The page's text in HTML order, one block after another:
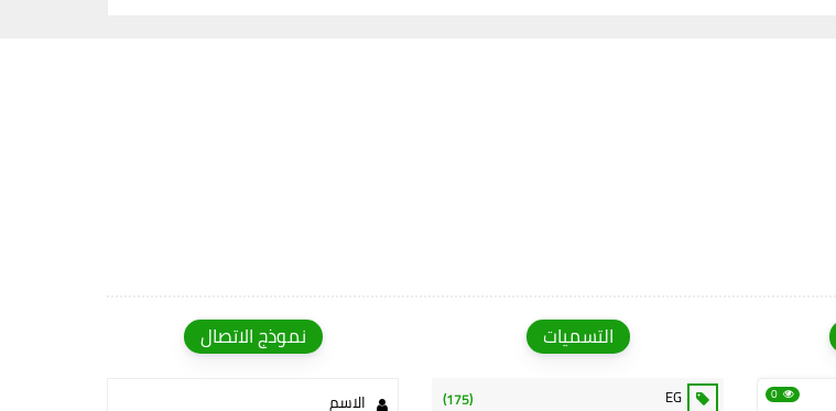
0
التسميات
EG
(175)
نموذج الاتصال
الاسم